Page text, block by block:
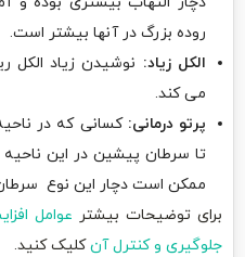
روده بزرگ در آنها بیشتر است.
الکل زیاد: نوشیدن زیاد الکل
می کند.
پرتو درمانی: کسانی که در
تا سرطان پیشین در این ناحیه
ممکن است دچار این نوع
برای توضیحات بیشتر عوامل
جلوگیری و کنترل آنکلیک کنید.